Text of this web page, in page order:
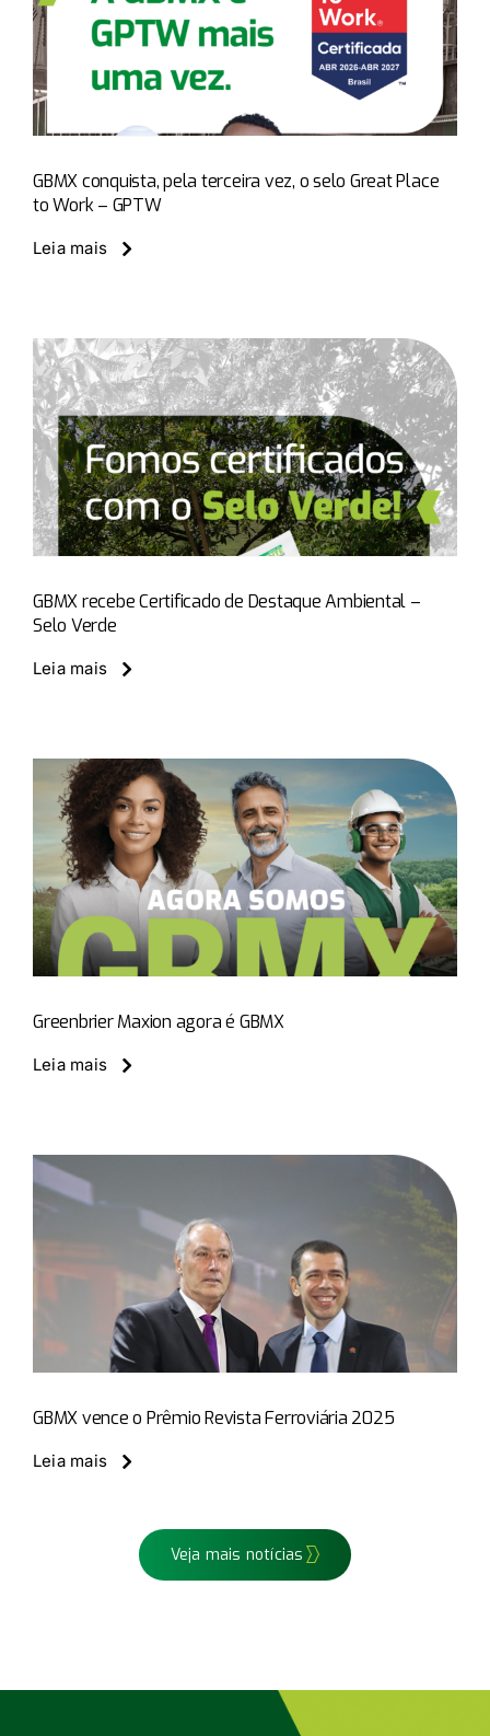
GBMX conquista, pela terceira vez, o selo Great Place
to Work – GPTW
GBMX recebe Certificado de Destaque Ambiental –
Selo Verde
Greenbrier Maxion agora é GBMX
GBMX vence o Prêmio Revista Ferroviária 2025
Veja mais notícias